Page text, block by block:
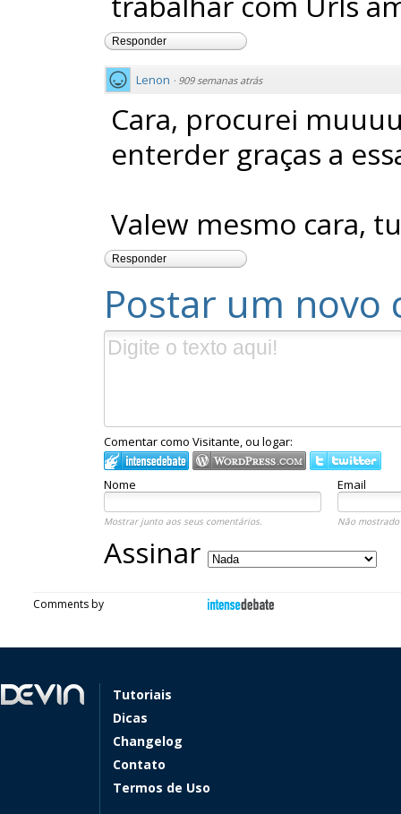
Responder
Lenon · 909 semanas atrás
Cara, procurei
enterder graças a
Valew mesmo cara,
Responder
Postar um novo
Comentar como Visitante, ou logar:
Nome Email
Mostrar junto aos seus comentários. Não
Assinar
Comments by
Tutoriais
Dicas
Changelog
Contato
Termos de Uso